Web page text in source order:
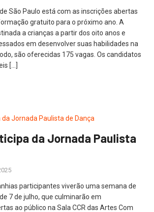
São Paulo está com as inscrições abertas
gratuito para o próximo ano. A
a crianças a partir dos oito anos e
em desenvolver suas habilidades na
são oferecidas 175 vagas. Os candidatos
[…]
da Jornada Paulista
participantes viverão uma semana de
7 de julho, que culminarão em
ao público na Sala CCR das Artes Com